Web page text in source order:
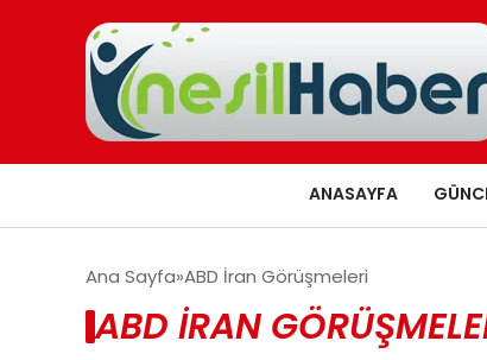
ANASAYFA
Ana Sayfa ABD İran Görüşmeleri
ABD İRAN